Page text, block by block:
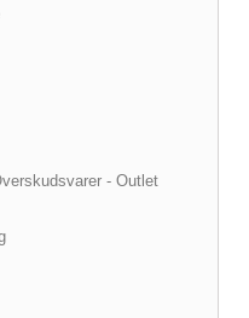
- Outlet